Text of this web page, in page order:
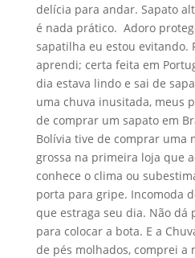
delícia para andar. Sapato
é nada prático. Adoro
sapatilha eu estou evitando.
aprendi; certa feita em
dia estava lindo e sai de
uma chuva inusitada, meus
de comprar um sapato em
Bolívia tive de comprar uma
grossa na primeira loja que
conhece o clima ou
porta para gripe. Incomoda
que estraga seu dia. Não dá
para colocar a bota. E a
de pés molhados, comprei a